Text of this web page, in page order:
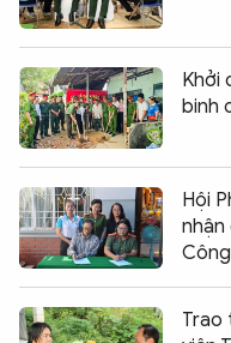
Khởi
binh
Hội
nhận
Trao